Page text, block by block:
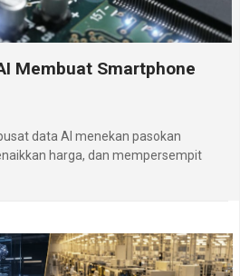
Membuat Smartphone
data AI menekan pasokan
harga, dan mempersempit